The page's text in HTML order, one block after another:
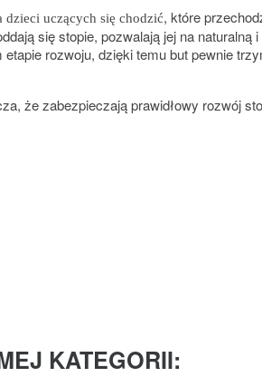
dzieci uczących się chodzić, które
się stopie, pozwalają jej na
rozwoju, dzięki temu but pewnie
że zabezpieczają prawidłowy rozwój
KATEGORII: